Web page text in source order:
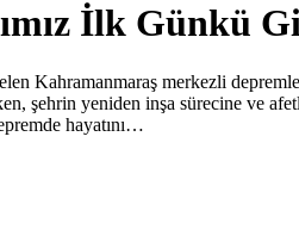
İlk Günkü
Kahramanmaraş merkezli
şehrin yeniden inşa sürecine ve
hayatını…